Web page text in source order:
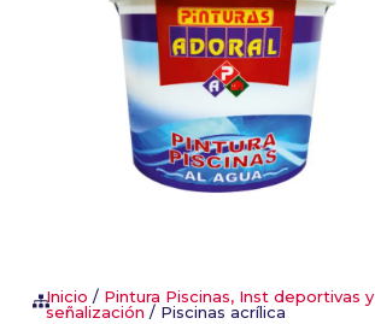
Inicio / Pintura Piscinas, Inst deportivas y
señalización / Piscinas acrílica